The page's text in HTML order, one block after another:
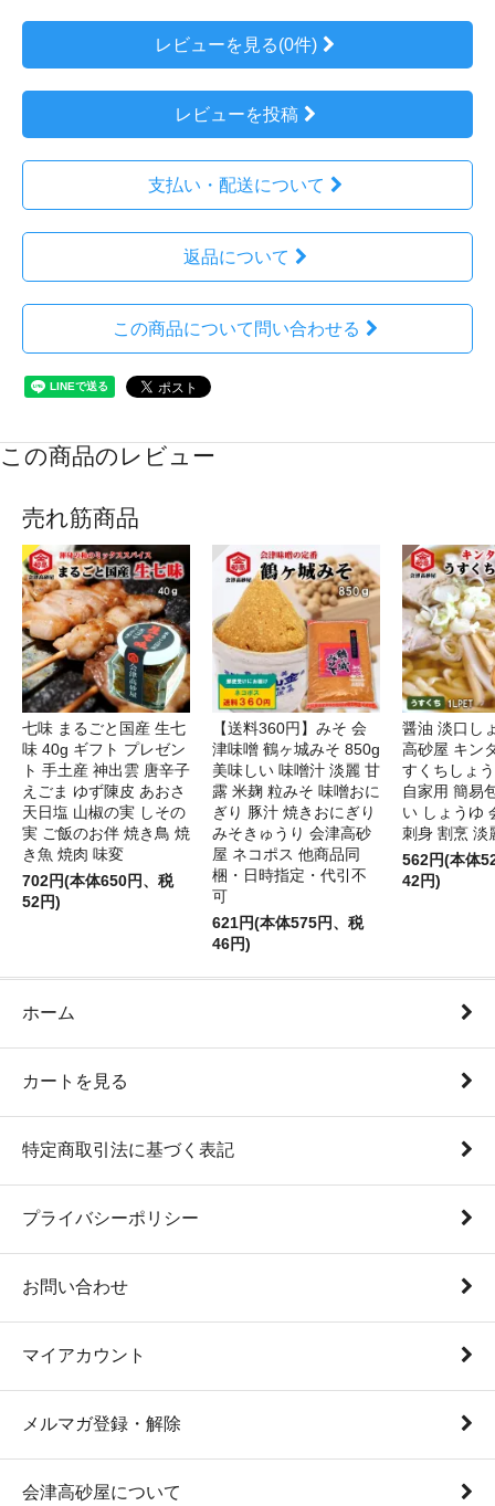
レビューを見る(0件)
レビューを投稿
支払い・配送について
返品について
この商品について問い合わせる
この商品のレビュー
売れ筋商品
七味 まるごと国産 生七
味 40g ギフト プレゼン
ト 手土産 神出雲 唐辛子
えごま ゆず陳皮 あおさ
天日塩 山椒の実 しその
実 ご飯のお伴 焼き鳥 焼
き魚 焼肉 味変
702円(本体650円、税
52円)
【送料360円】みそ 会
津味噌 鶴ヶ城みそ 850g
美味しい 味噌汁 淡麗 甘
露 米麹 粒みそ 味噌おに
ぎり 豚汁 焼きおにぎり
みそきゅうり 会津高砂
屋 ネコポス 他商品同
梱・日時指定・代引不
可
621円(本体575円、税
46円)
醤油 淡口し
高砂屋 キン
すくちしょ
自家用 簡易
い しょうゆ
刺身 割烹 淡
562円(本体
42円)
ホーム
カートを見る
特定商取引法に基づく表記
プライバシーポリシー
お問い合わせ
マイアカウント
メルマガ登録・解除
会津高砂屋について